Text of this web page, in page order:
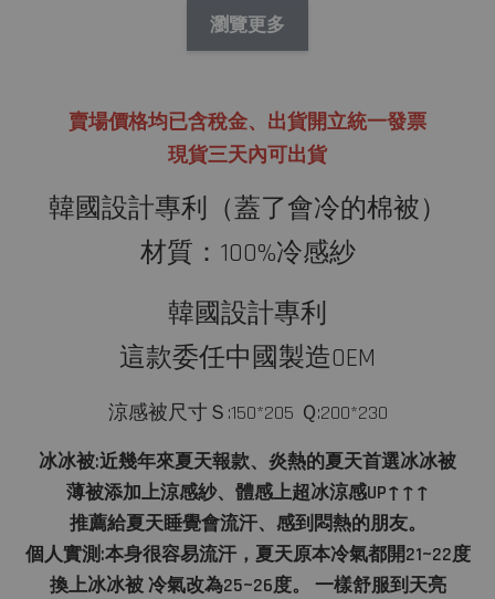
NT$ 450
+NT$ 390
NT$ 450
-
加入購物車
瀏覽更多
賣場價格均已含稅金、 出貨開立統一發票
現貨三天內可出貨
韓國設計專利（蓋了會冷的棉被）
材質：100%冷感紗
韓國設計專利
這款委任中國製造OEM
涼感被尺寸 Ｓ:150*205 Ｑ:200*230
冰冰被:近幾年來夏天報款、炎熱的夏天首選冰冰被
薄被添加上涼感紗、體感上超冰涼感UP↑↑↑
推薦給夏天睡覺會流汗、感到悶熱的朋友。
個人實測:本身很容易流汗，夏天原本冷氣都開21~22度
換上冰冰被 冷氣改為25~26度。 一樣舒服到天亮